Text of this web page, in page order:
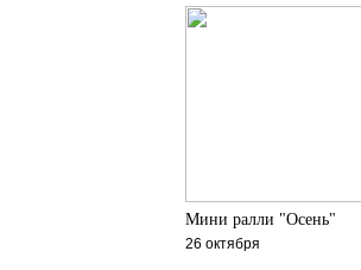
Мини ралли "Осень"
26 октября